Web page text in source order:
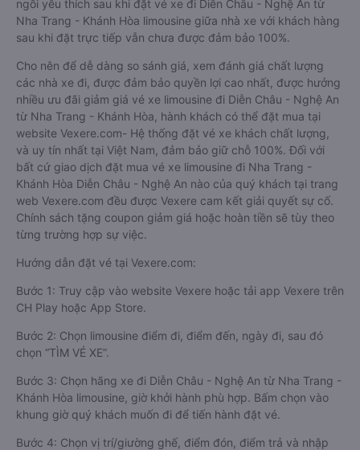
ngồi yêu thích sau khi đặt vé xe đi Diễn Châu - Nghệ An từ
Nha Trang - Khánh Hòa limousine giữa nhà xe với khách hàng
sau khi đặt trực tiếp vẫn chưa được đảm bảo 100%.
Cho nên để dễ dàng so sánh giá, xem đánh giá chất lượng
các nhà xe đi, được đảm bảo quyền lợi cao nhất, được hưởng
nhiều ưu đãi giảm giá vé xe limousine đi Diễn Châu - Nghệ An
từ Nha Trang - Khánh Hòa, hành khách có thể đặt mua tại
website Vexere.com- Hệ thống đặt vé xe khách chất lượng,
và uy tín nhất tại Việt Nam, đảm bảo giữ chỗ 100%. Đối với
bất cứ giao dịch đặt mua vé xe limousine đi Nha Trang -
Khánh Hòa Diễn Châu - Nghệ An nào của quý khách tại trang
web Vexere.com đều được Vexere cam kết giải quyết sự cố.
Chính sách tặng coupon giảm giá hoặc hoàn tiền sẽ tùy theo
từng trường hợp sự việc.
Hướng dẫn đặt vé tại Vexere.com:
Bước 1: Truy cập vào website Vexere hoặc tải app Vexere trên
CH Play hoặc App Store.
Bước 2: Chọn limousine điểm đi, điểm đến, ngày đi, sau đó
chọn “TÌM VÉ XE”.
Bước 3: Chọn hãng xe đi Diễn Châu - Nghệ An từ Nha Trang -
Khánh Hòa limousine, giờ khởi hành phù hợp. Bấm chọn vào
khung giờ quý khách muốn đi để tiến hành đặt vé.
Bước 4: Chọn vị trí/giường ghế, điểm đón, điểm trả và nhập